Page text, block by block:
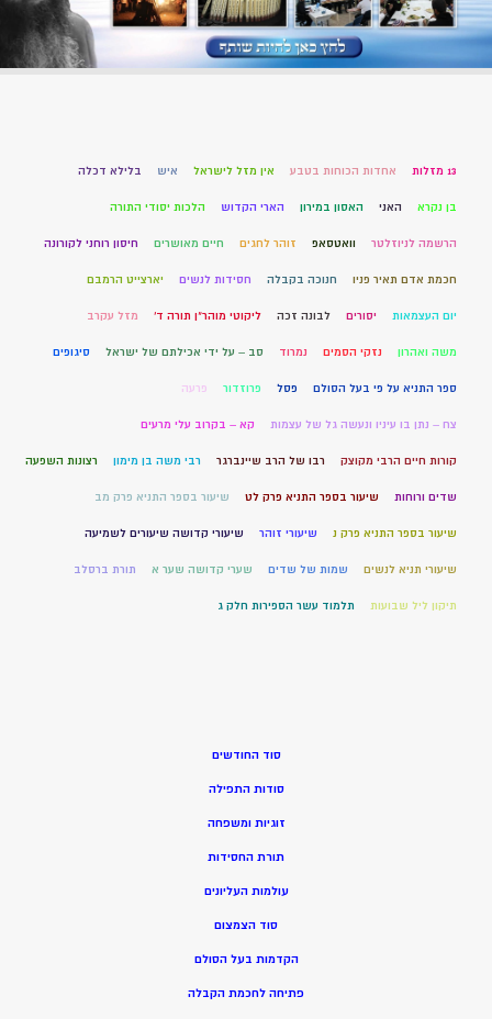
13 מזלות אחדות הכוחות בטבע אין מזל לישראל איש בלילא דכלה
בן נקרא האני האסון במירון הארי הקדוש הלכות יסודי התורה
הרשמה לניוזלטר וואטסאפ זוהר לחגים חיים מאושרים חיסון רוחני לקורונה
חכמת אדם תאיר פניו חנוכה בקבלה חסידות לנשים יארצייט הרמבם
יום העצמאות יסורים לבונה זכה ליקוטי מוהר"ן תורה ד' מזל עקרב
משה ואהרון נזקי הסמים נמרוד סב – על ידי אכילתם של ישראל סיגופים
ספר התניא על פי בעל הסולם פסל פרוזדור פרעה
צח – נתן בו עיניו ונעשה גל של עצמות קא – בקרוב עלי מרעים
קורות חיים הרבי מקוצק רבו של הרב שיינברגר רבי משה בן מימון רצונות השפעה
שדים ורוחות שיעור בספר התניא פרק לט שיעור בספר התניא פרק מב
שיעור בספר התניא פרק נ שיעורי זוהר שיעורי קדושה שיעורים לשמיעה
שיעורי תניא לנשים שמות של שדים שערי קדושה שער א תורת ברסלב
תיקון ליל שבועות תלמוד עשר הספירות חלק ג
סוד החודשים
סודות התפילה
זוגיות ומשפחה
תורת החסידות
עולמות העליונים
סוד הצמצום
הקדמות בעל הסולם
פתיחה לחכמת הקבלה